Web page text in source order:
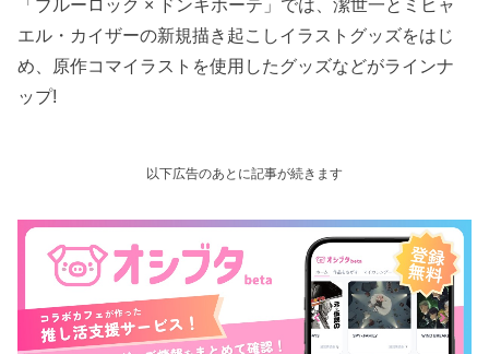
「ブルーロック × ドンキホーテ」では、潔世一とミヒャ
エル・カイザーの新規描き起こしイラストグッズをはじ
め、原作コマイラストを使用したグッズなどがラインナ
ップ!
以下広告のあとに記事が続きます